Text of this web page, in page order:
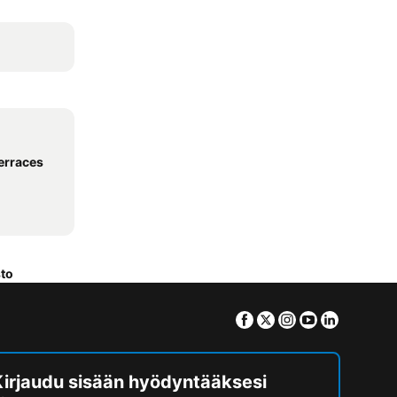
Facebook
TwitterInstagram
Youtube
sisään hyödyntääksesi